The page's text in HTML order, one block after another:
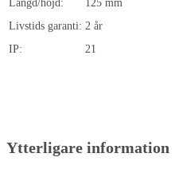
Längd/höjd:
125 mm
Livstids garanti: 2 år
IP:
21
Ytterligare information